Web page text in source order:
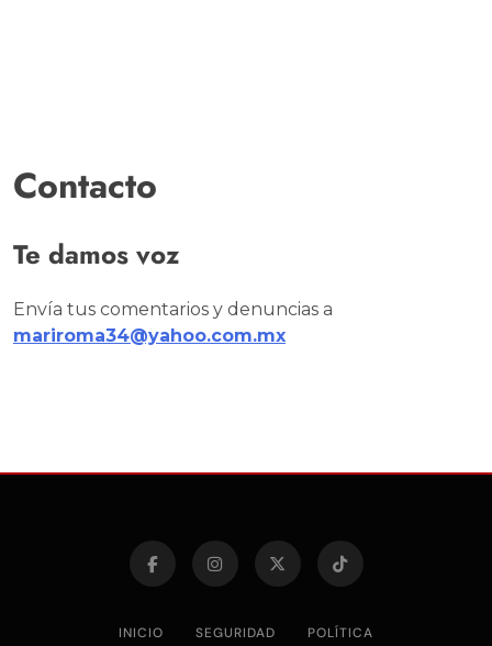
Contacto
Te damos voz
Envía tus comentarios y denuncias a
mariroma34@yahoo.com.mx
INICIO SEGURIDAD POLÍTICA